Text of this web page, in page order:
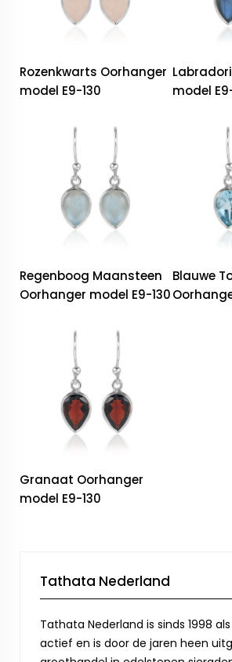
Rozenkwarts Oorhanger
model E9-130
model
Regenboog Maansteen
Oorhanger model E9-130
Blauwe
Granaat Oorhanger
model E9-130
Tathata Nederland
Tathata Nederland is sinds 1998
actief en is door de jaren heen